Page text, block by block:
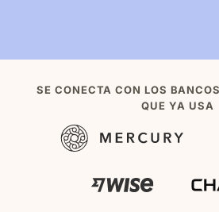
SE CONECTA CON LOS
QUE YA USA